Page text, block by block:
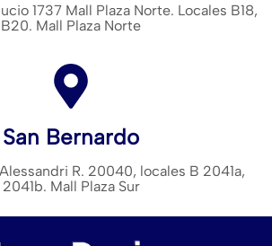
1737 Mall Plaza Norte. Locales B18,
B20. Mall Plaza Norte
San Bernardo
R. 20040, locales B 2041a,
2041b. Mall Plaza Sur